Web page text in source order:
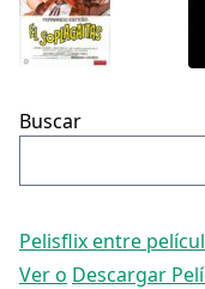
Buscar
Pelisflix entre
Ver o Descargar